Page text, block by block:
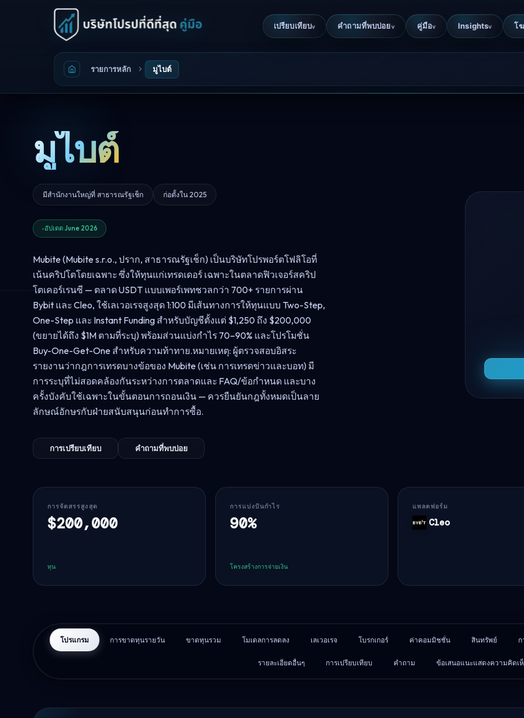
เปรียบเทียบv คำถามที่พบบ่อยv คู่มือv Insightsv โ
รายการหลัก มูไบต์
มูไบต์
มีสำนักงานใหญ่ที่ สาธารณรัฐเช็ก ก่อตั้งใน 2025
อัปเดต June 2026
Mubite (Mubite s.r.o., ปราก, สาธารณรัฐเช็ก) เป็นบริษัทโปรพอร์ตโฟลิโอที่
เน้นคริปโตโดยเฉพาะ ซึ่งให้ทุนแก่เทรดเดอร์ เฉพาะในตลาดฟิวเจอร์สคริป
โตเคอร์เรนซี — ตลาด USDT แบบเพอร์เพทชวลกว่า 700+ รายการผ่าน
Bybit และ Cleo, ใช้เลเวอเรจสูงสุด 1:100 มีเส้นทางการให้ทุนแบบ Two-Step,
One-Step และ Instant Funding สำหรับบัญชีตั้งแต่ $1,250 ถึง $200,000
(ขยายได้ถึง $1M ตามที่ระบุ) พร้อมส่วนแบ่งกำไร 70–90% และโปรโมชั่น
Buy-One-Get-One สำหรับความท้าทาย.หมายเหตุ: ผู้ตรวจสอบอิสระ
รายงานว่ากฎการเทรดบางข้อของ Mubite (เช่น การเทรดข่าวและบอท) มี
การระบุที่ไม่สอดคล้องกันระหว่างการตลาดและ FAQ/ข้อกำหนด และบาง
ครั้งบังคับใช้เฉพาะในขั้นตอนการถอนเงิน — ควรยืนยันกฎทั้งหมดเป็นลาย
ลักษณ์อักษรกับฝ่ายสนับสนุนก่อนทำการซื้อ.
การเปรียบเทียบ คำถามที่พบบ่อย
การจัดสรรสูงสุด
$200,000
ทุน
การแบ่งปันกำไร
90%
โครงสร้างการจ่ายเงิน
แพลตฟอร์ม
BybitCleo
โปรแกรม การขาดทุนรายวัน ขาดทุนรวม โมเดลการลดลง เลเวอเรจ โบรกเกอร์ ค่าคอมมิชชั่น สินทรัพย์ ก
รายละเอียดอื่นๆ การเปรียบเทียบ คำถาม ข้อเสนอแนะแสดงความคิดเ